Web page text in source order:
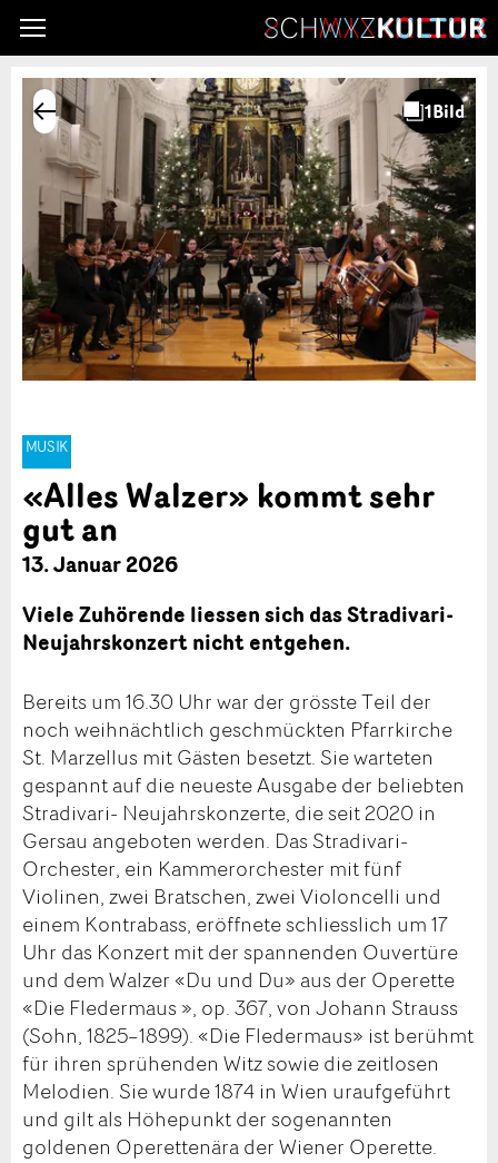
MUSIK
«Alles Walzer» kommt sehr
gut an
13. Januar 2026
Viele Zuhörende liessen sich das Stradivari-
Neujahrskonzert nicht entgehen.
Bereits um 16.30 Uhr war der grösste Teil der
noch weihnächtlich geschmückten Pfarrkirche
St. Marzellus mit Gästen besetzt. Sie warteten
gespannt auf die neueste Ausgabe der beliebten
Stradivari- Neujahrskonzerte, die seit 2020 in
Gersau angeboten werden. Das Stradivari-
Orchester, ein Kammerorchester mit fünf
Violinen, zwei Bratschen, zwei Violoncelli und
einem Kontrabass, eröffnete schliesslich um 17
Uhr das Konzert mit der spannenden Ouvertüre
und dem Walzer «Du und Du» aus der Operette
«Die Fledermaus », op. 367, von Johann Strauss
(Sohn, 1825–1899). «Die Fledermaus» ist berühmt
für ihren sprühenden Witz sowie die zeitlosen
Melodien. Sie wurde 1874 in Wien uraufgeführt
und gilt als Höhepunkt der sogenannten
goldenen Operettenära der Wiener Operette.